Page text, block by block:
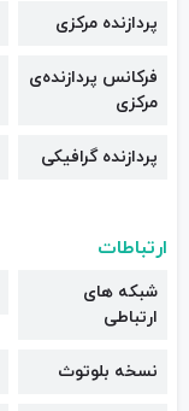
پردازنده مرکزی
فرکانس پردازنده‌ی
مرکزی
پردازنده گرافیکی
ارتباطات
شبکه های
ارتباطی
نسخه بلوتوث